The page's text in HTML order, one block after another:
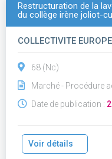
Restructuration de la
du collège irène joliot-
COLLECTIVITE
68 (Nc)
Marché - Procédure
Date de publication :
Voir détails